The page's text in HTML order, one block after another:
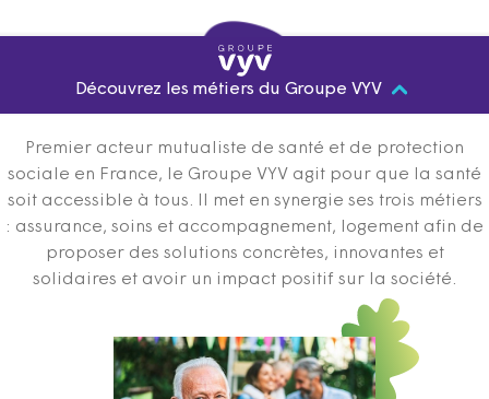
Découvrez les métiers du Groupe VYV
Premier acteur mutualiste de santé et de protection
sociale en France, le Groupe VYV agit pour que la santé
soit accessible à tous. Il met en synergie ses trois métiers
: assurance, soins et accompagnement, logement afin de
proposer des solutions concrètes, innovantes et
solidaires et avoir un impact positif sur la société.